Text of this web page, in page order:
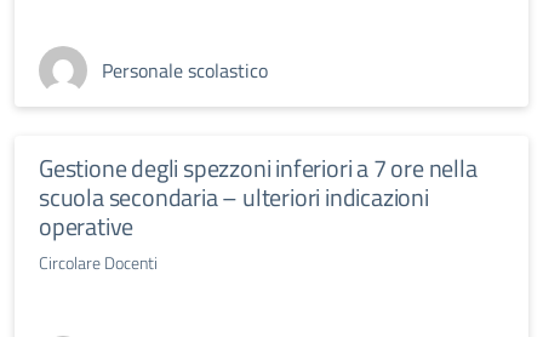
Personale scolastico
Gestione degli spezzoni inferiori a 7 ore nella
scuola secondaria – ulteriori indicazioni
operative
Circolare Docenti